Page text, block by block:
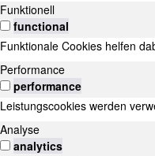
Funktionell
functional
Funktionale Cookies helfen
Performance
performance
Leistungscookies werden
Analyse
analytics